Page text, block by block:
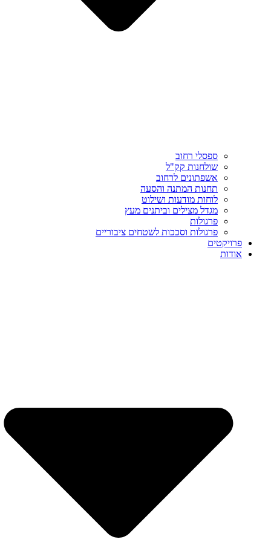
ספסלי רחוב
שולחנות קק"ל
אשפתונים לרחוב
תחנות המתנה והסעה
לוחות מודעות ושילוט
מגדל מצילים וביתנים מעץ
פרגולות
פרגולות וסככות לשטחים ציבוריים
פרויקטים
אודות